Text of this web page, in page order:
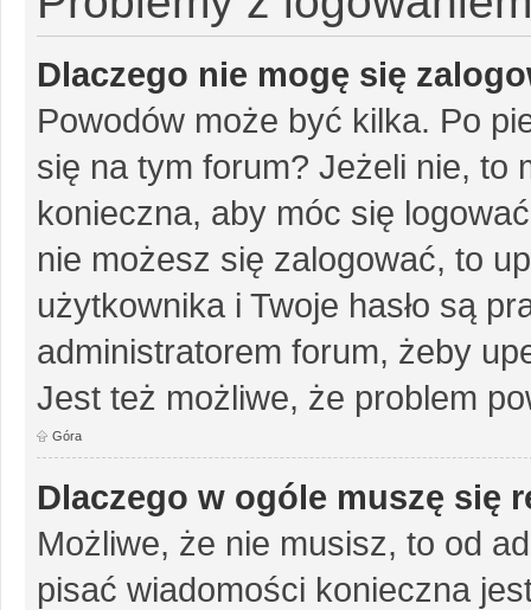
Dlaczego nie mogę się
Powodów może być kilka. Po
się na tym forum? Jeżeli nie, to
konieczna, aby móc się
nie możesz się zalogować, to
użytkownika i Twoje hasło są
administratorem forum, żeby
Jest też możliwe, że problem
Góra
Dlaczego w ogóle muszę się
Możliwe, że nie musisz, to od
pisać wiadomości konieczna